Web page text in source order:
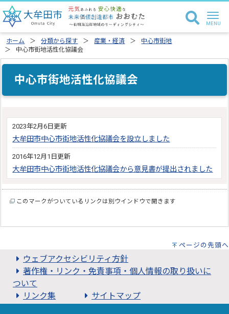
ホーム 分類から探す 産業・経済
中心市街地
中心市街地活性化協議会
中心市街地活性化協議会
2023年2月6日更新
大牟田市中心市街地活性化協議会を設立しました
2016年12月1日更新
大牟田市中心市街地活性化協議会から意見書が提出されました
このマークがついているリンクは別ウインドウで開きます
ページの先頭へ
ウェブアクセシビリティ方針
著作権・リンク・免責事項・個人情報の取り扱いに
ついて
リンク集
サイトマップ